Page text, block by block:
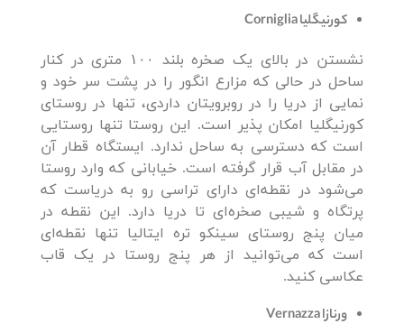
کورنیگلیاCorniglia
نشستن در بالای یک صخره بلند ۱۰۰ متری در کنار
ساحل در حالی که مزارع انگور را در پشت سر خود و
نمایی از دریا را در روبرویتان داردی، تنها در روستای
کورنیگلیا امکان پذیر است. این روستا تنها روستایی
است که دسترسی به ساحل ندارد. ایستگاه قطار آن
در مقابل آب قرار گرفته است. خیابانی که وارد روستا
می‌شود در نقطه‌ای دارای تراسی رو به دریاست که
پرتگاه و شیبی صخره‌ای تا دریا دارد. این نقطه در
میان پنج روستای سینکو تره ایتالیا تنها نقطه‌ای
است که می‌توانید از هر پنج روستا در یک قاب
عکاسی کنید.
ورنازاVernazza